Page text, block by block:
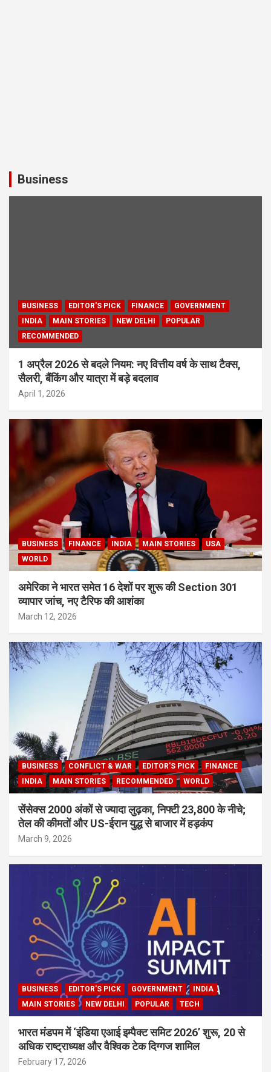
Business
BUSINESS EDITOR'S PICK FINANCE
GOVERNMENT
INDIA
MAIN STORIES NEW DELHI
POPULAR
RECOMMENDED
1 अप्रैल 2026 से बदले नियम: नए वित्तीय वर्ष के साथ टैक्स,
सैलरी, बैंकिंग और यात्रा में बड़े बदलाव
April 1, 2026
BUSINESS FINANCE INDIA MAIN STORIES
USA
WORLD
अमेरिका ने भारत समेत 16 देशों पर शुरू की Section 301
व्यापार जांच, नए टैरिफ की आशंका
March 12, 2026
BUSINESS CONFLICT & WAR EDITOR'S PICK
FINANCE
INDIA
MAIN STORIES RECOMMENDED WORLD
सेंसेक्स 2000 अंकों से ज्यादा लुढ़का, निफ्टी 23,800 के नीचे;
तेल की कीमतों और US-ईरान युद्ध से बाजार में हड़कंप
March 9, 2026
BUSINESS EDITOR'S PICK GOVERNMENT
INDIA
MAIN STORIES
NEW DELHI POPULAR TECH
भारत मंडपम में ‘इंडिया एआई इम्पैक्ट समिट 2026’ शुरू, 20 से
अधिक राष्ट्राध्यक्ष और वैश्विक टेक दिग्गज शामिल
February 17, 2026